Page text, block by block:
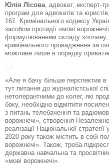
Юлія Лісова , адвокат, експерт-
програм для адвокатів та
161 Кримінального кодексу
засобом протидії «мові
формулюванням складу злочину,
кримінального провадження за
можливе лише в порядку
«Але я бачу більше перспектив в
тут питання до журналістської
нетолерантними до колег, які
боку, необхідно відмітити
з питань телебачення та
ворожнечі», створення
реалізації Національної
2020 року також містить в собі
ворожнечі». Також, треба
державна навчальна та
«мові ворожнечі».